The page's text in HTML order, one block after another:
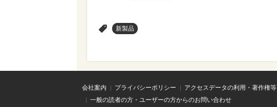
新製品
会社案内 プライバシーポリシー アクセスデータの利用・著作権等
一般の読者の方・ユーザーの方からのお問い合わせ